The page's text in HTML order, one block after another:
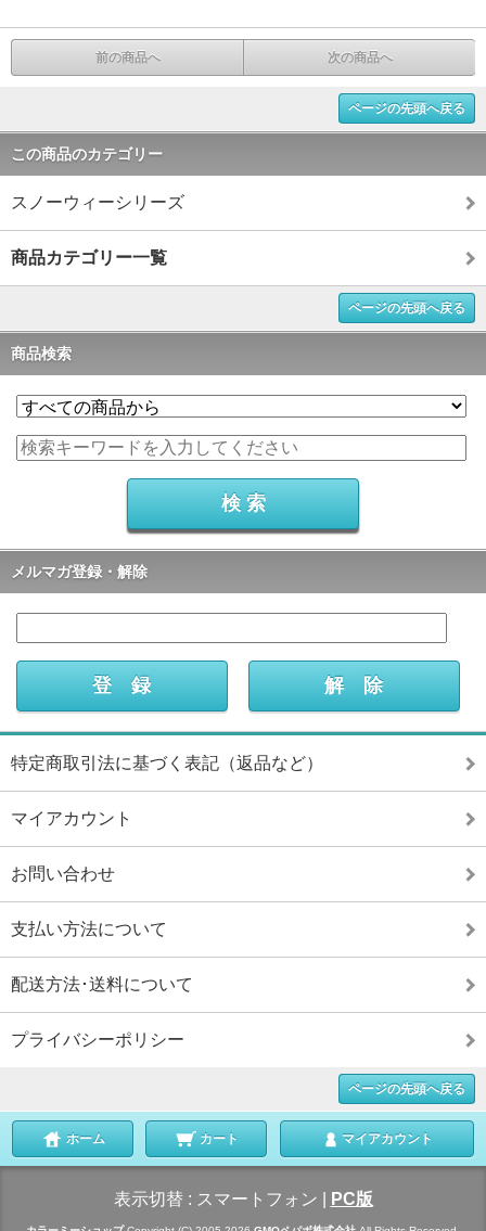
前の商品へ 次の商品へ
ページの先頭へ戻る
この商品のカテゴリー
スノーウィーシリーズ
商品カテゴリー一覧
ページの先頭へ戻る
商品検索
メルマガ登録・解除
特定商取引法に基づく表記（返品など）
マイアカウント
お問い合わせ
支払い方法について
配送方法･送料について
プライバシーポリシー
ページの先頭へ戻る
ホーム カート マイアカウント
表示切替 : スマートフォン PC版